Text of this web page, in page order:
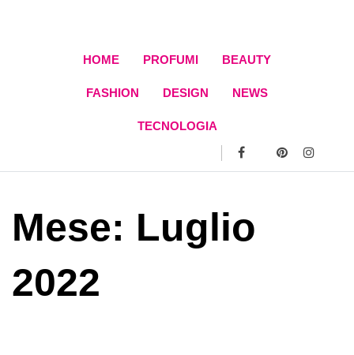
HOME PROFUMI BEAUTY
FASHION DESIGN NEWS
TECNOLOGIA
Mese: Luglio
2022